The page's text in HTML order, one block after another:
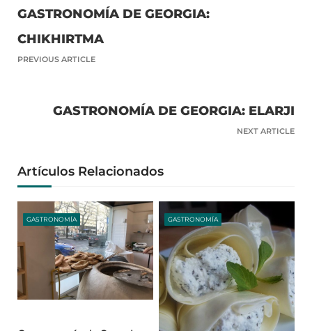
GASTRONOMÍA DE GEORGIA:
CHIKHIRTMA
PREVIOUS ARTICLE
GASTRONOMÍA DE GEORGIA: ELARJI
NEXT ARTICLE
Artículos Relacionados
GASTRONOMÍA GASTRONOMÍA